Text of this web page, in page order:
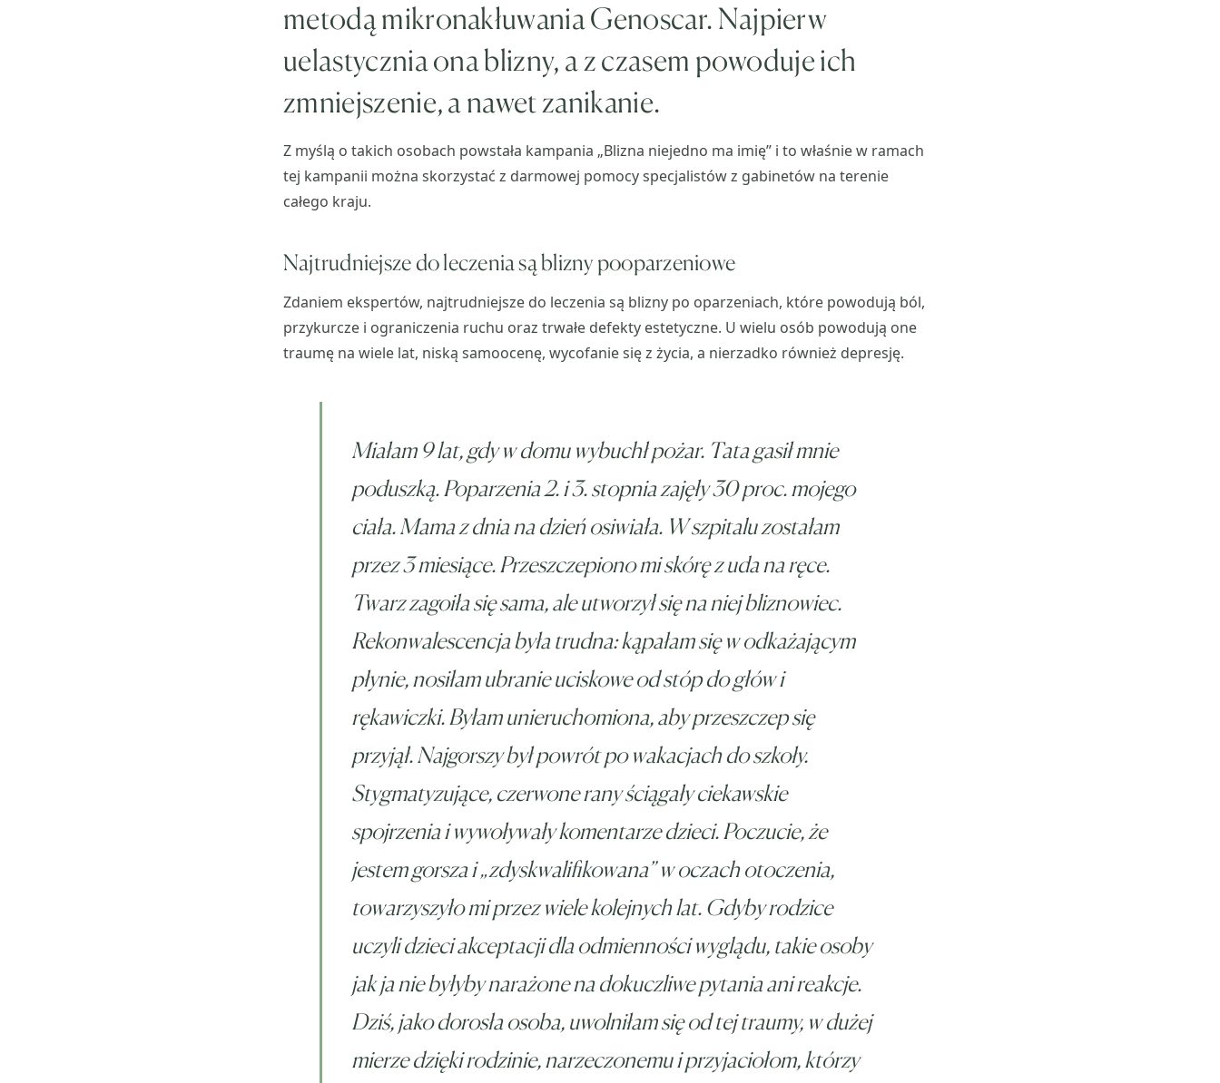
metodą mikronakłuwania Genoscar. Najpierw
uelastycznia ona blizny, a z czasem powoduje ich
zmniejszenie, a nawet zanikanie.
Z myślą o takich osobach powstała kampania „Blizna niejedno ma imię” i to właśnie w ramach
tej kampanii można skorzystać z darmowej pomocy specjalistów z gabinetów na terenie
całego kraju.
Najtrudniejsze do leczenia są blizny pooparzeniowe
Zdaniem ekspertów, najtrudniejsze do leczenia są blizny po oparzeniach, które powodują ból,
przykurcze i ograniczenia ruchu oraz trwałe defekty estetyczne. U wielu osób powodują one
traumę na wiele lat, niską samoocenę, wycofanie się z życia, a nierzadko również depresję.
Miałam 9 lat, gdy w domu wybuchł pożar. Tata gasił mnie
poduszką. Poparzenia 2. i 3. stopnia zajęły 30 proc. mojego
ciała. Mama z dnia na dzień osiwiała. W szpitalu zostałam
przez 3 miesiące. Przeszczepiono mi skórę z uda na ręce.
Twarz zagoiła się sama, ale utworzył się na niej bliznowiec.
Rekonwalescencja była trudna: kąpałam się w odkażającym
płynie, nosiłam ubranie uciskowe od stóp do głów i
rękawiczki. Byłam unieruchomiona, aby przeszczep się
przyjął. Najgorszy był powrót po wakacjach do szkoły.
Stygmatyzujące, czerwone rany ściągały ciekawskie
spojrzenia i wywoływały komentarze dzieci. Poczucie, że
jestem gorsza i „zdyskwalifikowana” w oczach otoczenia,
towarzyszyło mi przez wiele kolejnych lat. Gdyby rodzice
uczyli dzieci akceptacji dla odmienności wyglądu, takie osoby
jak ja nie byłyby narażone na dokuczliwe pytania ani reakcje.
Dziś, jako dorosła osoba, uwolniłam się od tej traumy, w dużej
mierze dzięki rodzinie, narzeczonemu i przyjaciołom, którzy